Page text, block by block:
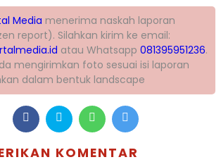
Media menerima naskah laporan
report). Silahkan kirim ke email:
atau Whatsapp 081395951236.
mengirimkan foto sesuai isi laporan
dalam bentuk landscape
KOMENTAR